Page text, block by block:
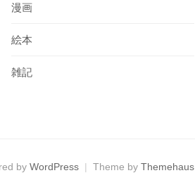
漫画
絵本
雑記
by WordPress | Theme by Themehaus